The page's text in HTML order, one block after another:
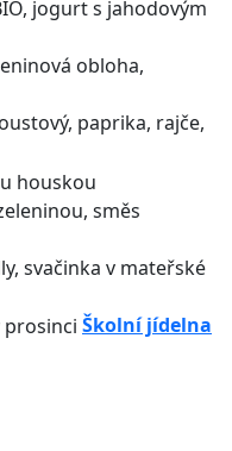
Školní jídelna